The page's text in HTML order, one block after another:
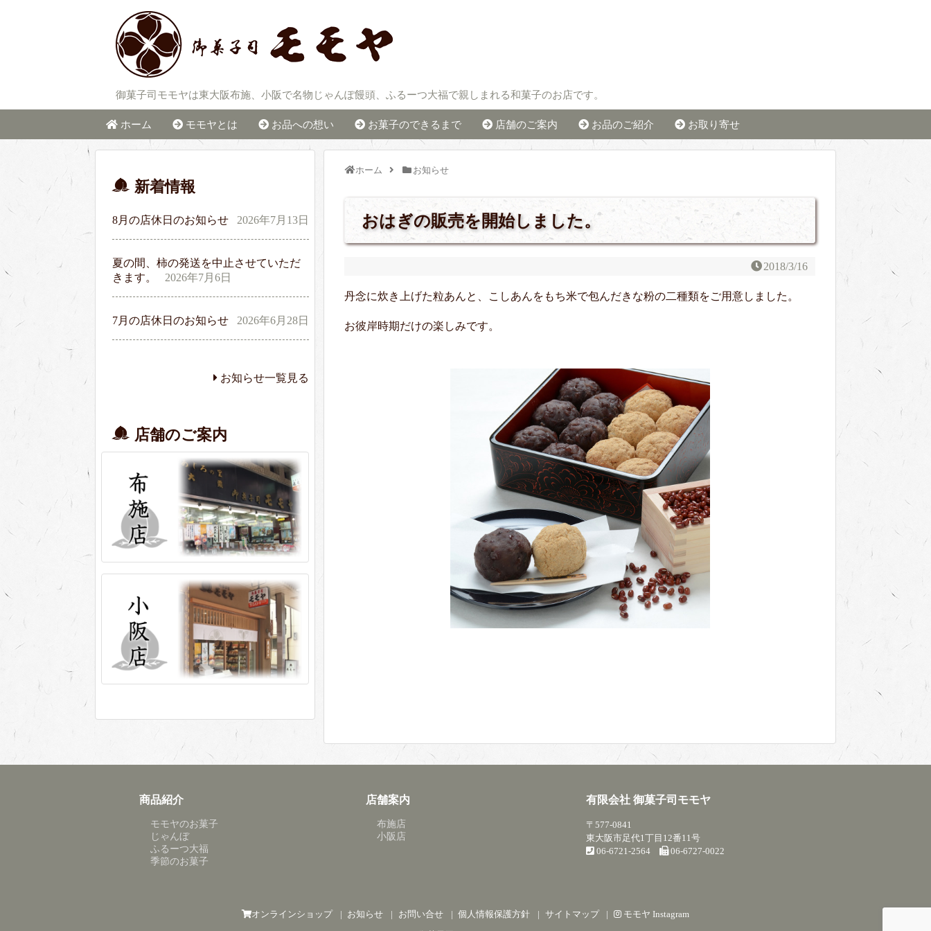
御菓子司モモヤは東大阪布施、小阪で名物じゃんぽ饅頭、ふるーつ大福で親しまれる和菓子のお店です。
ホーム モモヤとは お品への想い お菓子のできるまで 店舗のご案内 お品のご紹介 お取り寄せ
ホーム お知らせ
おはぎの販売を開始しました。
2018/3/16
丹念に炊き上げた粒あんと、こしあんをもち米で包んだきな粉の二種類をご用意しました。
お彼岸時期だけの楽しみです。
新着情報
8月の店休日のお知らせ 2026年7月13日
夏の間、柿の発送を中止させていただ
きます。
2026年7月6日
7月の店休日のお知らせ 2026年6月28日
お知らせ一覧見る
店舗のご案内
商品紹介
モモヤのお菓子
じゃんぼ
ふるーつ大福
季節のお菓子
店舗案内
布施店
小阪店
有限会社 御菓子司モモヤ
〒577-0841
東大阪市足代1丁目12番11号
06-6721-2564
06-6727-0022
オンラインショップ お知らせ お問い合せ 個人情報保護方針 サイトマップ モモヤ Instagram